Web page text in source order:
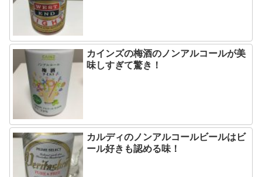
カインズの梅酒のノンアルコールが美
味しすぎて驚き！
カルディのノンアルコールビールはビ
ール好きも認める味！